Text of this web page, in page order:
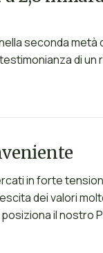
seconda metà
di
in forte
dei valori
il nostro